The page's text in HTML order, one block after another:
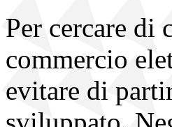
Per cercare di
commercio
evitare di